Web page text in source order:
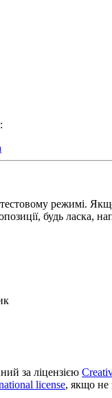
режимі.
будь ласка,
за ліцензією
license, якщо не